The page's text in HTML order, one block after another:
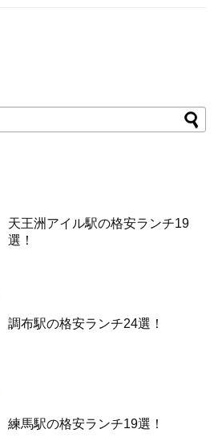
天王洲アイル駅の格安ランチ19
選！
調布駅の格安ランチ24選！
練馬駅の格安ランチ19選！